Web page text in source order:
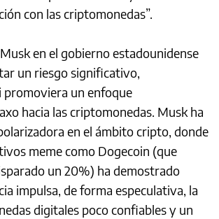
con las criptomonedas”.
en el gobierno estadounidense
un riesgo significativo,
promoviera un enfoque
hacia las criptomonedas. Musk ha
en el ámbito cripto, donde
meme como Dogecoin (que
un 20%) ha demostrado
impulsa, de forma especulativa, la
digitales poco confiables y un